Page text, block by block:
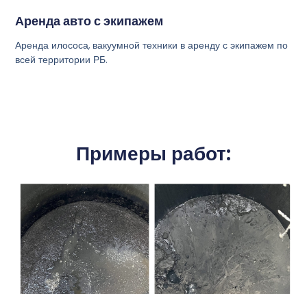
Аренда авто с экипажем
Аренда илососа, вакуумной техники в аренду с экипажем по
всей территории РБ.
Примеры работ: